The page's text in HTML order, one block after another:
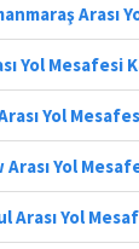
Arası
Yol Mesafesi
Yol
Yol
Arası Yol